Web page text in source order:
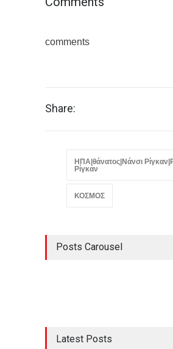
comments
Share:
ΗΠΑ|θάνατος|Νάνσι
Ρίγκαν
ΚΟΣΜΟΣ
Posts Carousel
Latest Posts